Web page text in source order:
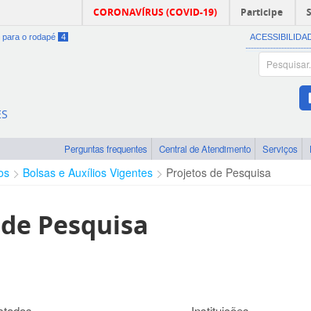
CORONAVÍRUS (COVID-19) Participe
para o rodapé 4
Perguntas frequentes Central de Atendimento Serviços
Bolsas e Auxílios Vigentes Projetos de Pesquisa
Pesquisa